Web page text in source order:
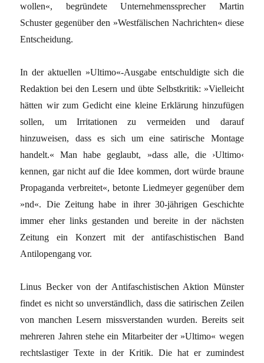
wollen«, begründete Unternehmenssprecher Martin
Schuster gegenüber den »Westfälischen Nachrichten« diese
Entscheidung.
In der aktuellen »Ultimo«-Ausgabe entschuldigte sich die
Redaktion bei den Lesern und übte Selbstkritik: »Vielleicht
hätten wir zum Gedicht eine kleine Erklärung hinzufügen
sollen, um Irritationen zu vermeiden und darauf
hinzuweisen, dass es sich um eine satirische Montage
handelt.« Man habe geglaubt, »dass alle, die ›Ultimo‹
kennen, gar nicht auf die Idee kommen, dort würde braune
Propaganda verbreitet«, betonte Liedmeyer gegenüber dem
»nd«. Die Zeitung habe in ihrer 30-jährigen Geschichte
immer eher links gestanden und bereite in der nächsten
Zeitung ein Konzert mit der antifaschistischen Band
Antilopengang vor.
Linus Becker von der Antifaschistischen Aktion Münster
findet es nicht so unverständlich, dass die satirischen Zeilen
von manchen Lesern missverstanden wurden. Bereits seit
mehreren Jahren stehe ein Mitarbeiter der »Ultimo« wegen
rechtslastiger Texte in der Kritik. Die hat er zumindest